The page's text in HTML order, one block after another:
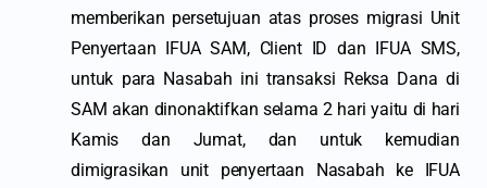
memberikan persetujuan atas proses migrasi Unit
Penyertaan IFUA SAM, Client ID dan IFUA SMS,
untuk para Nasabah ini transaksi Reksa Dana di
SAM akan dinonaktifkan selama 2 hari yaitu di hari
Kamis dan Jumat, dan untuk kemudian
dimigrasikan unit penyertaan Nasabah ke IFUA